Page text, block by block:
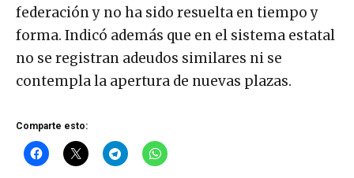
federación y no ha sido resuelta en tiempo y
forma. Indicó además que en el sistema estatal
no se registran adeudos similares ni se
contempla la apertura de nuevas plazas.
Comparte esto: